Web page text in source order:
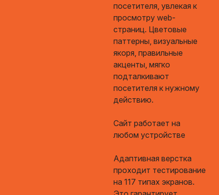
посетителя, увлекая к
просмотру web-
страниц. Цветовые
паттерны, визуальные
якоря, правильные
акценты, мягко
подталкивают
посетителя к нужному
действию.
Сайт работает на
любом устройстве
Адаптивная верстка
проходит тестирование
на 117 типах экранов.